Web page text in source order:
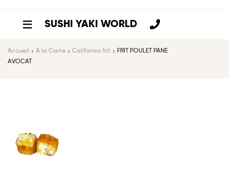
SUSHI YAKI WORLD
Accueil A la Carte California frit
FRIT POULET PANE
AVOCAT